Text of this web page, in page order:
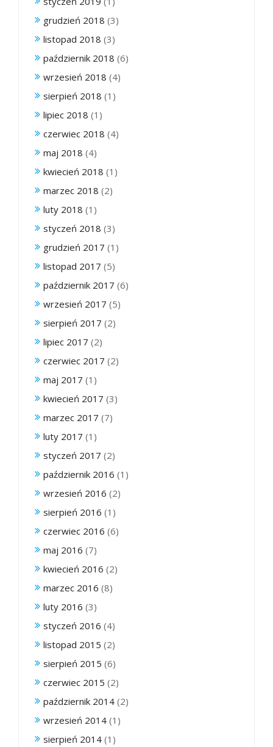
grudzień 2018 (3)
listopad 2018 (3)
październik 2018 (6)
wrzesień 2018 (4)
sierpień 2018 (1)
lipiec 2018 (1)
czerwiec 2018 (4)
maj 2018 (4)
kwiecień 2018 (1)
marzec 2018 (2)
luty 2018 (1)
styczeń 2018 (3)
grudzień 2017 (1)
listopad 2017 (5)
październik 2017 (6)
wrzesień 2017 (5)
sierpień 2017 (2)
lipiec 2017 (2)
czerwiec 2017 (2)
maj 2017 (1)
kwiecień 2017 (3)
marzec 2017 (7)
luty 2017 (1)
styczeń 2017 (2)
październik 2016 (1)
wrzesień 2016 (2)
sierpień 2016 (1)
czerwiec 2016 (6)
maj 2016 (7)
kwiecień 2016 (2)
marzec 2016 (8)
luty 2016 (3)
styczeń 2016 (4)
listopad 2015 (2)
sierpień 2015 (6)
czerwiec 2015 (2)
październik 2014 (2)
wrzesień 2014 (1)
sierpień 2014 (1)